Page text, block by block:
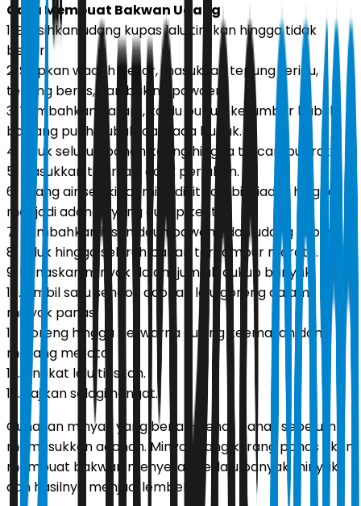
Cara Membuat Bakwan Udang
1. Bersihkan udang kupas lalu tiriskan hingga tidak
berair.
2. Siapkan wadah besar, masukkan tepung terigu,
tepung beras, dan baking powder.
3. Tambahkan garam, kaldu bubuk, ketumbar bubuk,
bawang putih bubuk, dan lada bubuk.
4. Aduk seluruh bahan kering hingga tercampur rata.
5. Masukkan telur lalu aduk perlahan.
6. Tuang air sedikit demi sedikit sambil diaduk hingga
menjadi adonan yang cukup kental.
7. Tambahkan irisan daun bawang dan udang kupas.
8. Aduk hingga seluruh bahan tercampur merata.
9. Panaskan minyak dalam jumlah cukup banyak.
10. Ambil satu sendok adonan lalu goreng dalam
minyak panas.
11. Goreng hingga berwarna kuning keemasan dan
matang merata.
12. Angkat lalu tiriskan.
13. Sajikan selagi hangat.
Gunakan minyak yang benar-benar panas sebelum
memasukkan adonan. Minyak yang kurang panas akan
membuat bakwan menyerap terlalu banyak minyak
dan hasilnya menjadi lembek.